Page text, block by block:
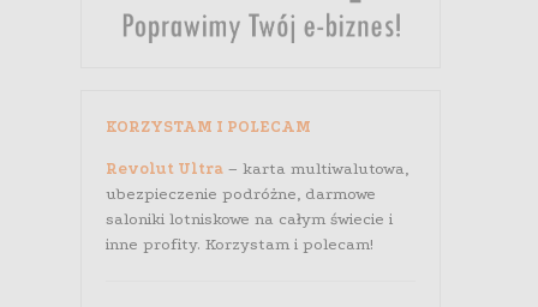
KORZYSTAM I POLECAM
Revolut Ultra– karta multiwalutowa,
ubezpieczenie podróżne, darmowe
saloniki lotniskowe na całym świecie i
inne profity. Korzystam i polecam!